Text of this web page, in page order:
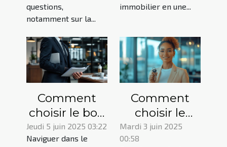
questions,
notamment sur la...
immobilier en une...
Comment
choisir le bon
conseiller
fiscal pour
Jeudi 5 juin 2025 03:22
Naviguer dans le
Comment
choisir le
meilleur
service de
Mardi 3 juin 2025
00:58